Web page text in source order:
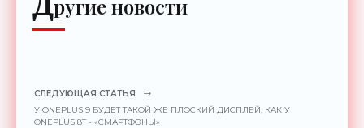
ругие новости
СЛЕДУЮЩАЯ СТАТЬЯ
У ONEPLUS 9 БУДЕТ ТАКОЙ ЖЕ ПЛОСКИЙ ДИСПЛЕЙ, КАК У
ONEPLUS 8T - «СМАРТФОНЫ»